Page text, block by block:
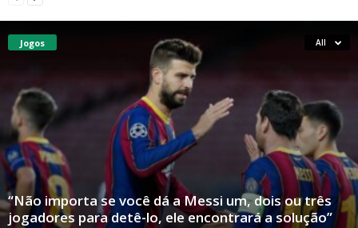
Jogos All
“Não importa se você dá a Messi um, dois ou três
jogadores para detê-lo, ele encontrará a solução”